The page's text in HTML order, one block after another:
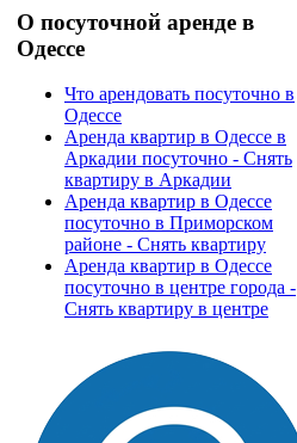
О посуточной аренде в
Одессе
Что арендовать посуточно в
Одессе
Аренда квартир в Одессе в
Аркадии посуточно - Снять
квартиру в Аркадии
Аренда квартир в Одессе
посуточно в Приморском
районе - Снять квартиру
Аренда квартир в Одессе
посуточно в центре города -
Снять квартиру в центре